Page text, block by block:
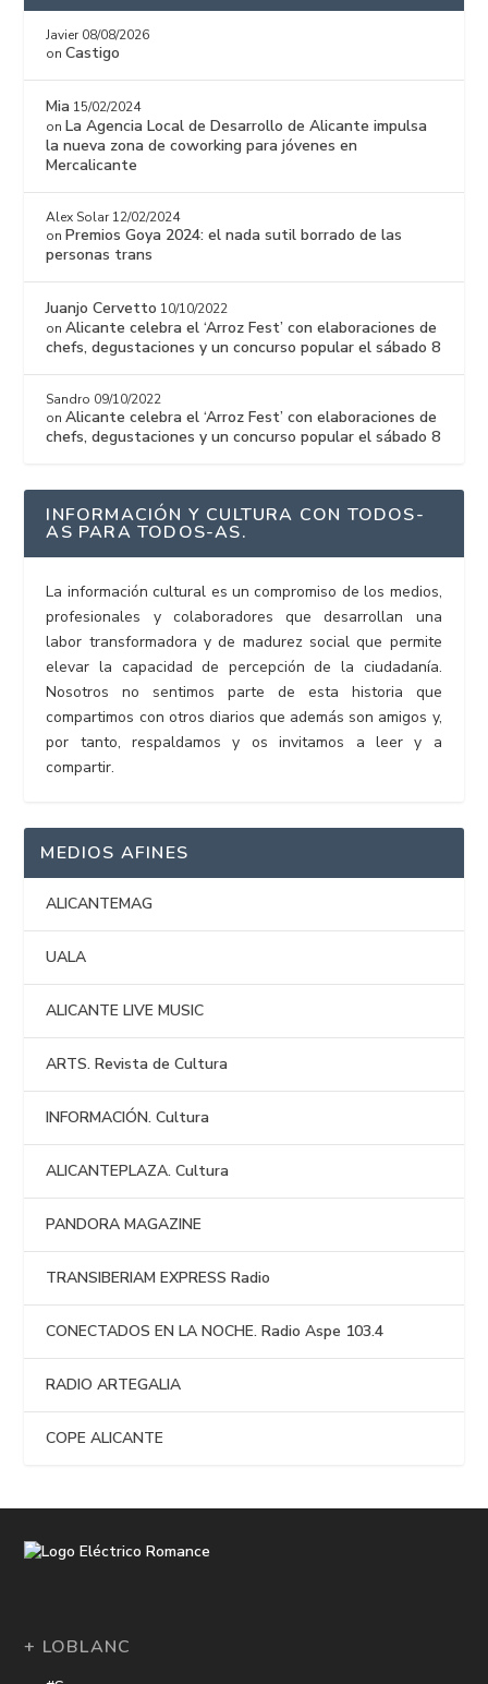
Javier 08/08/2026
onCastigo
Mia 15/02/2024
on La Agencia Local de Desarrollo de Alicante impulsa
la nueva zona de coworking para jóvenes en
Mercalicante
Alex Solar 12/02/2024
on Premios Goya 2024: el nada sutil borrado de las
personas trans
Juanjo Cervetto 10/10/2022
onAlicante celebra el ‘Arroz Fest’ con elaboraciones de
chefs, degustaciones y un concurso popular el sábado 8
Sandro 09/10/2022
onAlicante celebra el ‘Arroz Fest’ con elaboraciones de
chefs, degustaciones y un concurso popular el sábado 8
INFORMACIÓN Y CULTURA CON TODOS-
AS PARA TODOS-AS.
La información cultural es un compromiso de los medios,
profesionales y colaboradores que desarrollan una
labor transformadora y de madurez social que permite
elevar la capacidad de percepción de la ciudadanía.
Nosotros no sentimos parte de esta historia que
compartimos con otros diarios que además son amigos y,
por tanto, respaldamos y os invitamos a leer y a
compartir.
MEDIOS AFINES
ALICANTEMAG
UALA
ALICANTE LIVE MUSIC
ARTS. Revista de Cultura
INFORMACIÓN. Cultura
ALICANTEPLAZA. Cultura
PANDORA MAGAZINE
TRANSIBERIAM EXPRESS Radio
CONECTADOS EN LA NOCHE. Radio Aspe 103.4
RADIO ARTEGALIA
COPE ALICANTE
+ LOBLANC